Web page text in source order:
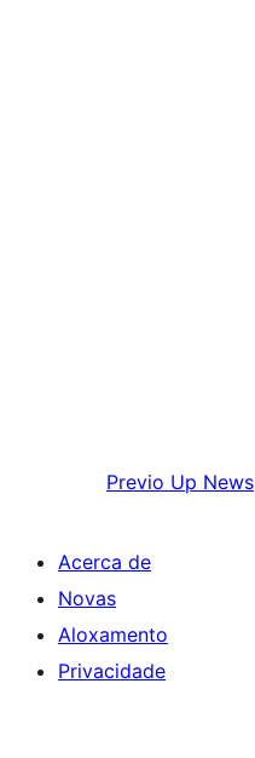
Previo Up News
Acerca de
Novas
Aloxamento
Privacidade